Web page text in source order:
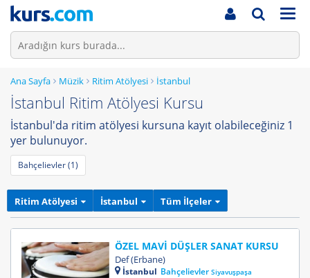
Ana Sayfa Müzik Ritim Atölyesi İstanbul
İstanbul Ritim Atölyesi Kursu
İstanbul'da ritim atölyesi kursuna kayıt olabileceğiniz 1
yer bulunuyor.
Bahçelievler (1)
Ritim Atölyesi İstanbul Tüm İlçeler
ÖZEL MAVİ DÜŞLER SANAT KURSU
Def (Erbane)
İstanbul BahçelievlerSiyavuşpaşa